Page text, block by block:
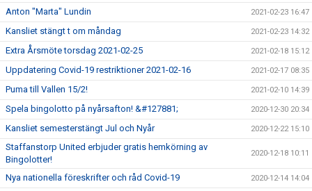
Anton "Marta" Lundin 2021-02-23 16:47
Kansliet stängt t om måndag 2021-02-23 14:32
Extra Årsmöte torsdag 2021-02-25 2021-02-18 15:12
Uppdatering Covid-19 restriktioner 2021-02-16 2021-02-17 08:35
Puma till Vallen 15/2! 2021-02-10 14:39
Spela bingolotto på nyårsafton! &#127881; 2020-12-30 20:34
Kansliet semesterstängt Jul och Nyår 2020-12-22 15:10
Staffanstorp United erbjuder gratis hemkörning av
Bingolotter!
2020-12-18 10:11
Nya nationella föreskrifter och råd Covid-19 2020-12-14 14:04